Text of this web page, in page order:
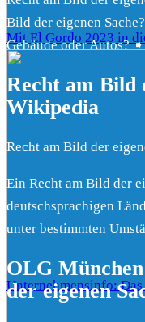
Mit El Gordo 2023 in
Unternehmensinfo:
Bild der eigenen
Gebäude oder Autos?
Recht am Bild
Wikipedia
Recht am Bild der
Ein Recht am Bild der
deutschsprachigen
unter bestimmten
OLG
der eigenen